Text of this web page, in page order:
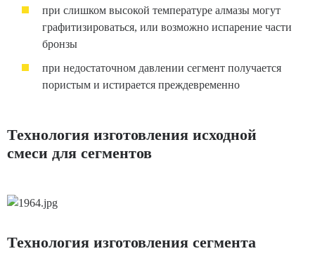
при слишком высокой температуре алмазы могут
графитизироваться, или возможно испарение части
бронзы
при недостаточном давлении сегмент получается
пористым и истирается преждевременно
Технология изготовления исходной
смеси для сегментов
Технология изготовления сегмента